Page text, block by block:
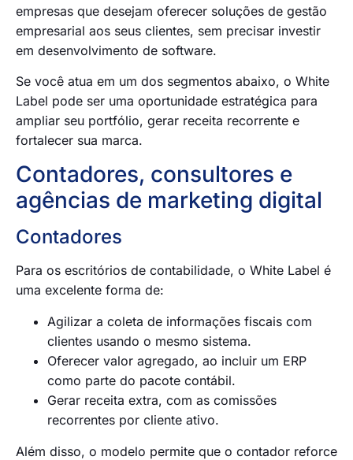
empresas que desejam oferecer soluções de gestão
empresarial aos seus clientes, sem precisar investir
em desenvolvimento de software.
Se você atua em um dos segmentos abaixo, o White
Label pode ser uma oportunidade estratégica para
ampliar seu portfólio, gerar receita recorrente e
fortalecer sua marca.
Contadores, consultores e
agências de marketing digital
Contadores
Para os escritórios de contabilidade, o White Label é
uma excelente forma de:
Agilizar a coleta de informações fiscais com
clientes usando o mesmo sistema.
Oferecer valor agregado, ao incluir um ERP
como parte do pacote contábil.
Gerar receita extra, com as comissões
recorrentes por cliente ativo.
Além disso, o modelo permite que o contador reforce